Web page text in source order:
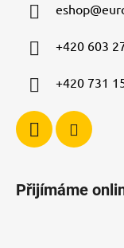
eshop@
+420 603
+420 731
Přijímáme